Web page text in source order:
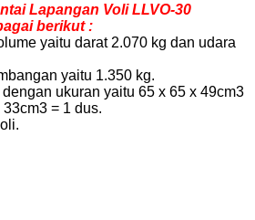
Lapangan Voli LLVO-30
berikut :
yaitu darat 2.070 kg dan udara
yaitu 1.350 kg.
ukuran yaitu 65 x 65 x 49cm3
= 1 dus.